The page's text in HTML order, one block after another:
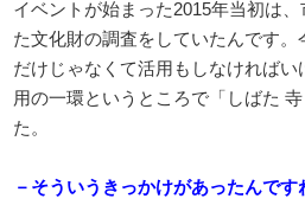
イベントが始まった2015年当初は
た文化財の調査をしていたんです
だけじゃなくて活用もしなければ
用の一環というところで「しばた
た。
－そういうきっかけがあったんで